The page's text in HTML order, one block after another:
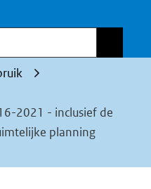
2021 - inclusief de
planning